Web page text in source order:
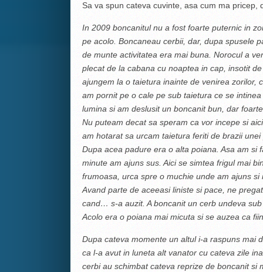
Sa va spun cateva cuvinte, asa cum ma pricep,
In 2009 boncanitul nu a fost foarte puternic in
pe acolo. Boncaneau cerbii, dar, dupa spusele
de munte activitatea era mai buna. Norocul a
plecat de la cabana cu noaptea in cap, insotit
ajungem la o taietura inainte de venirea zorilor,
am pornit pe o cale pe sub taietura ce se
lumina si am deslusit un boncanit bun, dar
Nu puteam decat sa speram ca vor incepe si
am hotarat sa urcam taietura feriti de brazii
Dupa acea padure era o alta poiana. Asa am si
minute am ajuns sus. Aici se simtea frigul mai
frumoasa, urca spre o muchie unde am ajuns
Avand parte de aceeasi liniste si pace, ne
cand… s-a auzit. A boncanit un cerb undeva
Acolo era o poiana mai micuta si se auzea ca
Dupa cateva momente un altul i-a raspuns mai
ca l-a avut in luneta alt vanator cu cateva zile
cerbi au schimbat cateva reprize de boncanit si